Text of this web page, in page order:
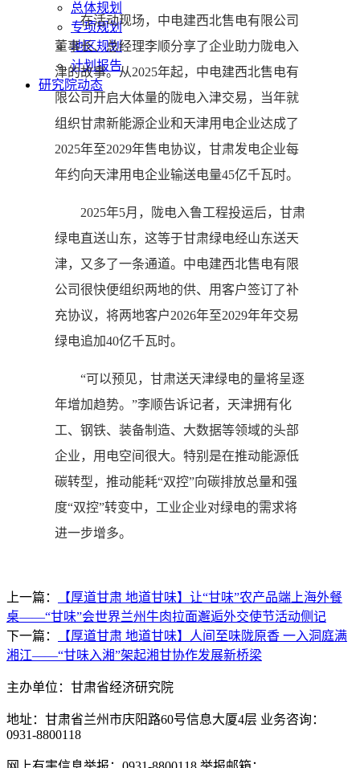
总体规划
专项规划
地区规划
计划报告
研究院动态
在活动现场，中电建西北售电有限公司
董事长、总经理李顺分享了企业助力陇电入
津的故事。从2025年起，中电建西北售电有
限公司开启大体量的陇电入津交易，当年就
组织甘肃新能源企业和天津用电企业达成了
2025年至2029年售电协议，甘肃发电企业每
年约向天津用电企业输送电量45亿千瓦时。
2025年5月，陇电入鲁工程投运后，甘肃
绿电直送山东，这等于甘肃绿电经山东送天
津，又多了一条通道。中电建西北售电有限
公司很快便组织两地的供、用客户签订了补
充协议，将两地客户2026年至2029年年交易
绿电追加40亿千瓦时。
“可以预见，甘肃送天津绿电的量将呈逐
年增加趋势。”李顺告诉记者，天津拥有化
工、钢铁、装备制造、大数据等领域的头部
企业，用电空间很大。特别是在推动能源低
碳转型，推动能耗“双控”向碳排放总量和强
度“双控”转变中，工业企业对绿电的需求将
进一步增多。
上一篇：
【厚道甘肃 地道甘味】让“甘味”农产品端上海外餐
桌——“甘味”会世界兰州牛肉拉面邂逅外交使节活动侧记
下一篇：
【厚道甘肃 地道甘味】人间至味陇原香 一入洞庭满
湘江——“甘味入湘”架起湘甘协作发展新桥梁
主办单位：甘肃省经济研究院
地址：甘肃省兰州市庆阳路60号信息大厦4层 业务咨询：
0931-8800118